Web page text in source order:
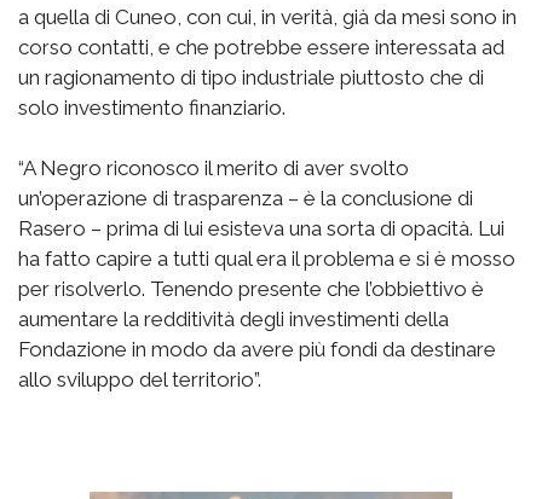
a quella di Cuneo, con cui, in verità, già da mesi sono in
corso contatti, e che potrebbe essere interessata ad
un ragionamento di tipo industriale piuttosto che di
solo investimento finanziario.
“A Negro riconosco il merito di aver svolto
un’operazione di trasparenza – è la conclusione di
Rasero – prima di lui esisteva una sorta di opacità. Lui
ha fatto capire a tutti qual era il problema e si è mosso
per risolverlo. Tenendo presente che l’obbiettivo è
aumentare la redditività degli investimenti della
Fondazione in modo da avere più fondi da destinare
allo sviluppo del territorio”.